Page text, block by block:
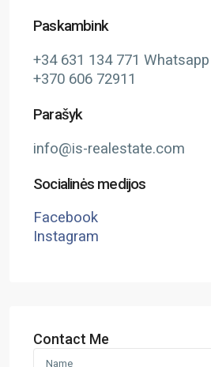
Paskambink
+34 631 134 771 Whatsapp
+370 606 72911
Parašyk
info@is-realestate.com
Socialinės medijos
Facebook
Instagram
Contact Me